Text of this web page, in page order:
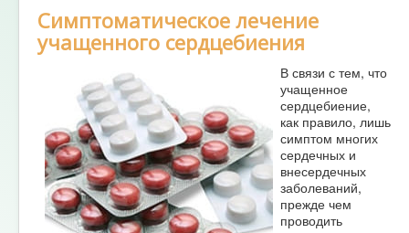
Симптоматическое лечение
учащенного сердцебиения
В связи с тем, что
учащенное
сердцебиение,
как правило, лишь
симптом многих
сердечных и
внесердечных
заболеваний,
прежде чем
проводить